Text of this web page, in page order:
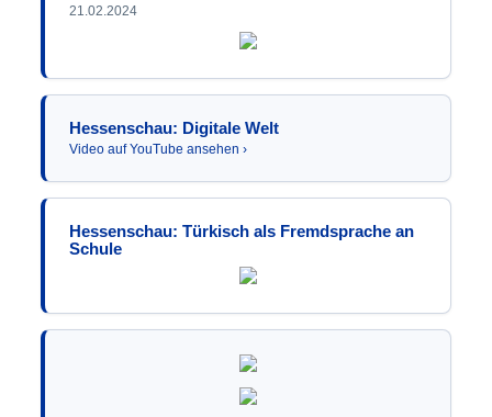
21.02.2024
Hessenschau: Digitale Welt
Video auf YouTube ansehen ›
Hessenschau: Türkisch als Fremdsprache an
Schule